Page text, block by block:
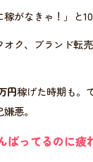
稼がなきゃ！」と
オク、ブランド転
円稼げた時期も。
悪。
ばってるのに疲